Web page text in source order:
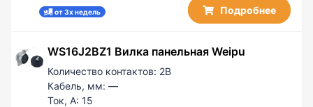
от 3х недель Подробнее
WS16J2BZ1 Вилка панельная Weipu
Количество контактов: 2B
Кабель, мм: —
Ток, А: 15